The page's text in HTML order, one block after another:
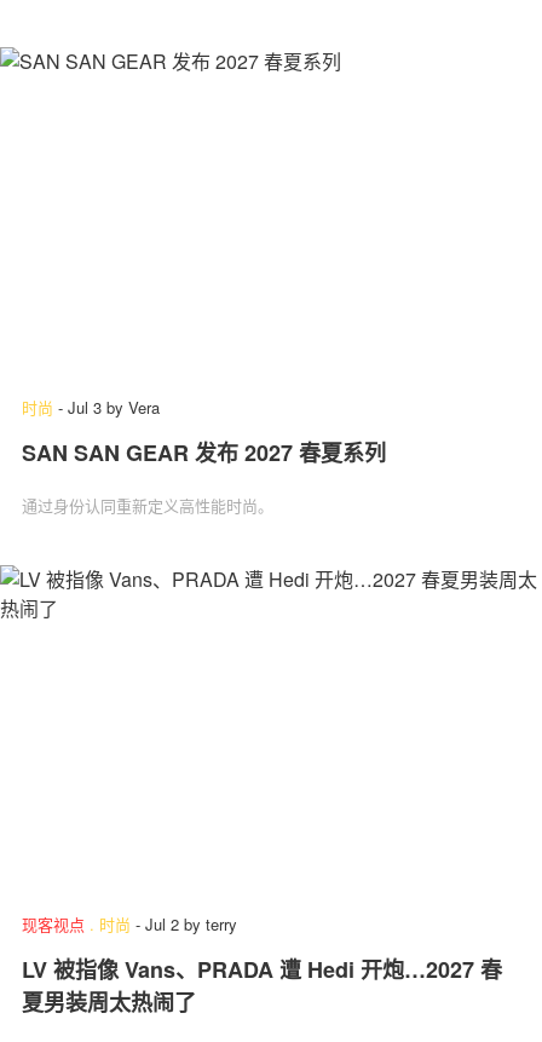
时尚 - Jul 3 by Vera
SAN SAN GEAR 发布 2027 春夏系列
通过身份认同重新定义高性能时尚。
现客视点 . 时尚 - Jul 2 by terry
LV 被指像 Vans、PRADA 遭 Hedi 开炮…2027 春
夏男装周太热闹了